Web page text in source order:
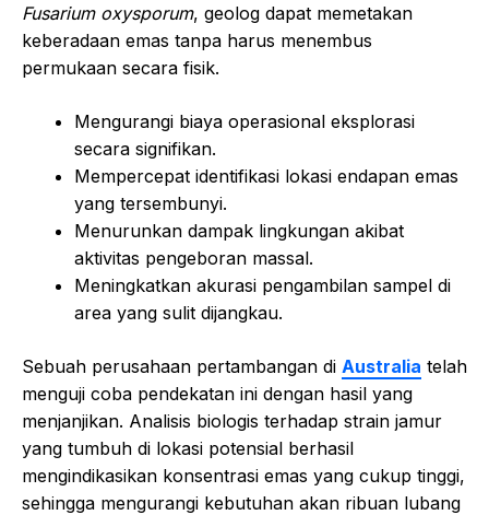
Fusarium oxysporum, geolog dapat memetakan
keberadaan emas tanpa harus menembus
permukaan secara fisik.
Mengurangi biaya operasional eksplorasi
secara signifikan.
Mempercepat identifikasi lokasi endapan emas
yang tersembunyi.
Menurunkan dampak lingkungan akibat
aktivitas pengeboran massal.
Meningkatkan akurasi pengambilan sampel di
area yang sulit dijangkau.
Sebuah perusahaan pertambangan di Australia telah
menguji coba pendekatan ini dengan hasil yang
menjanjikan. Analisis biologis terhadap strain jamur
yang tumbuh di lokasi potensial berhasil
mengindikasikan konsentrasi emas yang cukup tinggi,
sehingga mengurangi kebutuhan akan ribuan lubang